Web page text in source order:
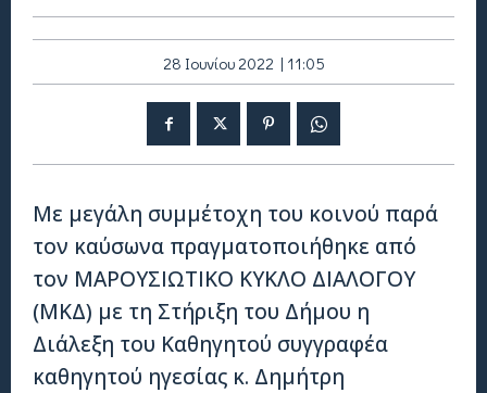
28 Ιουνίου 2022 | 11:05
Με μεγάλη συμμέτοχη του κοινού παρά
τον καύσωνα πραγματοποιήθηκε από
τον ΜΑΡΟΥΣΙΩΤΙΚΟ ΚΥΚΛΟ ΔΙΑΛΟΓΟΥ
(ΜΚΔ) με τη Στήριξη του Δήμου η
Διάλεξη του Καθηγητού συγγραφέα
καθηγητού ηγεσίας κ. Δημήτρη